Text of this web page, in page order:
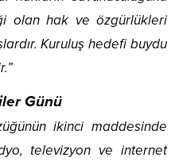
olan hak ve özgürlükleri
Kuruluş hedefi buydu
Günü
ikinci maddesinde
televizyon ve internet